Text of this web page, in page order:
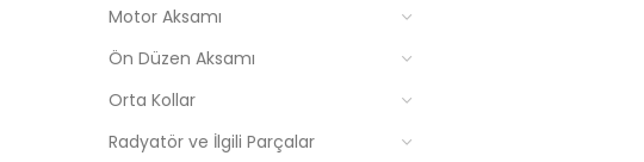
Motor Aksamı
Ön Düzen Aksamı
Orta Kollar
Radyatör ve İlgili Parçalar